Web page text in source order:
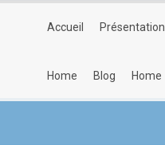
accueil présentation
home blog home